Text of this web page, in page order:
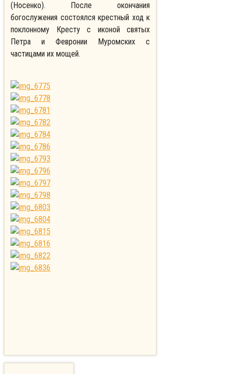
(Носенко). После окончания
богослужения состоялся крестный ход к
поклонному Кресту с иконой святых
Петра и Февронии Муромских с
частицами их мощей.